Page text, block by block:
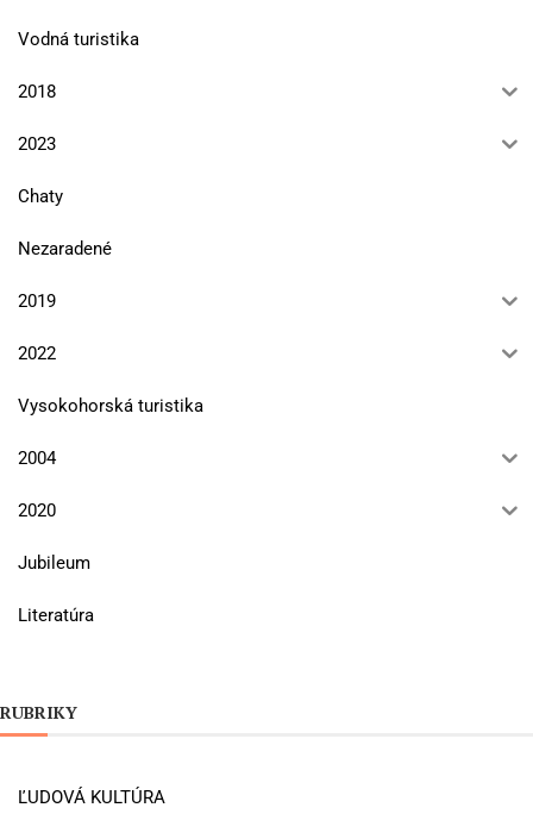
Vodná turistika
2018
2023
Chaty
Nezaradené
2019
2022
Vysokohorská turistika
2004
2020
Jubileum
Literatúra
RUBRIKY
ĽUDOVÁ KULTÚRA